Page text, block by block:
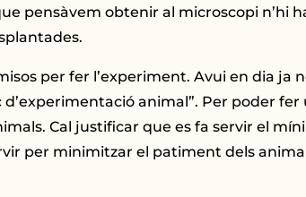
pensàvem obtenir al microscopi n’hi
per fer l’experiment. Avui en dia ja
animal”. Per poder
Cal justificar que es fa servir el
per minimitzar el patiment dels